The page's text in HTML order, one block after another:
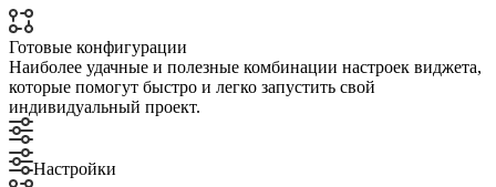
Готовые конфигурации
Наиболее удачные и полезные комбинации настроек виджета,
которые помогут быстро и легко запустить свой
индивидуальный проект.
Настройки